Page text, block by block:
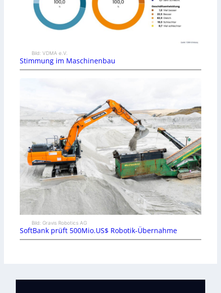
Bild: VDMA e.V.
Stimmung im Maschinenbau
Bild: Gravis Robotics AG
SoftBank prüft 500Mio.US$ Robotik-Übernahme